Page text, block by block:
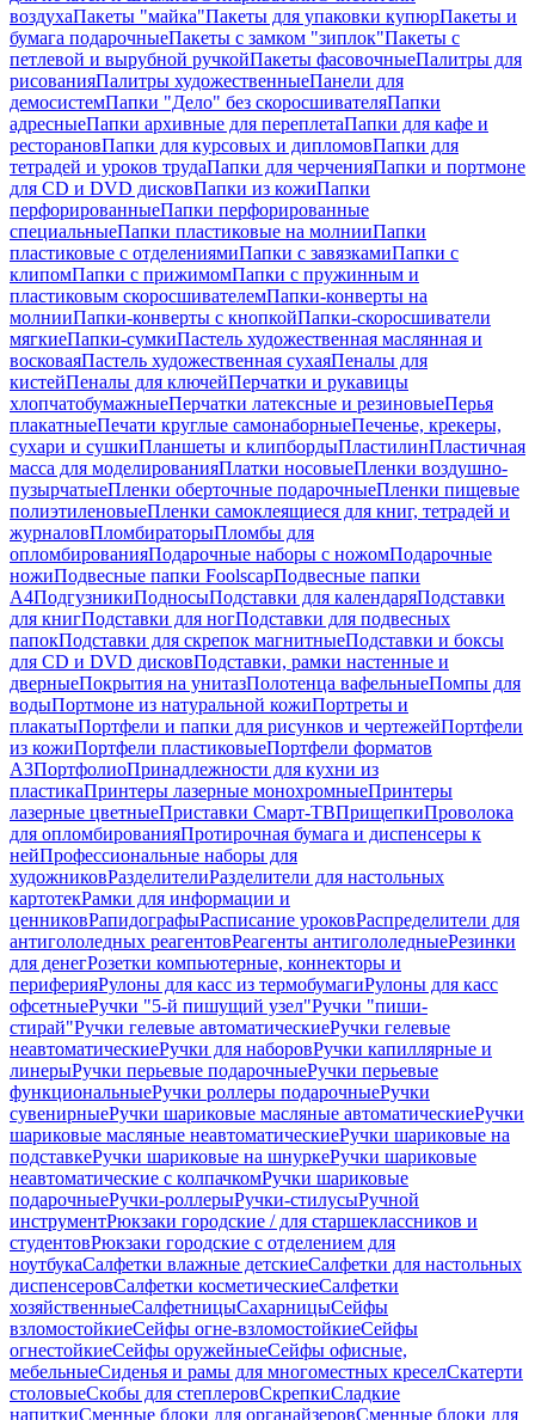
воздухаПакеты "майка"Пакеты для упаковки купюрПакеты и
бумага подарочныеПакеты с замком "зиплок"Пакеты с
петлевой и вырубной ручкойПакеты фасовочныеПалитры для
рисованияПалитры художественныеПанели для
демосистемПапки "Дело" без скоросшивателяПапки
адресныеПапки архивные для переплетаПапки для кафе и
ресторановПапки для курсовых и дипломовПапки для
тетрадей и уроков трудаПапки для черченияПапки и портмоне
для CD и DVD дисковПапки из кожиПапки
перфорированныеПапки перфорированные
специальныеПапки пластиковые на молнииПапки
пластиковые с отделениямиПапки с завязкамиПапки с
клипомПапки с прижимомПапки с пружинным и
пластиковым скоросшивателемПапки-конверты на
молнииПапки-конверты с кнопкойПапки-скоросшиватели
мягкиеПапки-сумкиПастель художественная маслянная и
восковаяПастель художественная сухаяПеналы для
кистейПеналы для ключейПерчатки и рукавицы
хлопчатобумажныеПерчатки латексные и резиновыеПерья
плакатныеПечати круглые самонаборныеПеченье, крекеры,
сухари и сушкиПланшеты и клипбордыПластилинПластичная
масса для моделированияПлатки носовыеПленки воздушно-
пузырчатыеПленки оберточные подарочныеПленки пищевые
полиэтиленовыеПленки самоклеящиеся для книг, тетрадей и
журналовПломбираторыПломбы для
опломбированияПодарочные наборы с ножомПодарочные
ножиПодвесные папки FoolscapПодвесные папки
А4ПодгузникиПодносыПодставки для календаряПодставки
для книгПодставки для ногПодставки для подвесных
папокПодставки для скрепок магнитныеПодставки и боксы
для CD и DVD дисковПодставки, рамки настенные и
дверныеПокрытия на унитазПолотенца вафельныеПомпы для
водыПортмоне из натуральной кожиПортреты и
плакатыПортфели и папки для рисунков и чертежейПортфели
из кожиПортфели пластиковыеПортфели форматов
А3ПортфолиоПринадлежности для кухни из
пластикаПринтеры лазерные монохромныеПринтеры
лазерные цветныеПриставки Смарт-ТВПрищепкиПроволока
для опломбированияПротирочная бумага и диспенсеры к
нейПрофессиональные наборы для
художниковРазделителиРазделители для настольных
картотекРамки для информации и
ценниковРапидографыРасписание уроковРаспределители для
антигололедных реагентовРеагенты антигололедныеРезинки
для денегРозетки компьютерные, коннекторы и
периферияРулоны для касс из термобумагиРулоны для касс
офсетныеРучки "5-й пишущий узел"Ручки "пиши-
стирай"Ручки гелевые автоматическиеРучки гелевые
неавтоматическиеРучки для наборовРучки капиллярные и
линерыРучки перьевые подарочныеРучки перьевые
функциональныеРучки роллеры подарочныеРучки
сувенирныеРучки шариковые масляные автоматическиеРучки
шариковые масляные неавтоматическиеРучки шариковые на
подставкеРучки шариковые на шнуркеРучки шариковые
неавтоматические с колпачкомРучки шариковые
подарочныеРучки-роллерыРучки-стилусыРучной
инструментРюкзаки городские / для старшеклассников и
студентовРюкзаки городские с отделением для
ноутбукаСалфетки влажные детскиеСалфетки для настольных
диспенсеровСалфетки косметическиеСалфетки
хозяйственныеСалфетницыСахарницыСейфы
взломостойкиеСейфы огне-взломостойкиеСейфы
огнестойкиеСейфы оружейныеСейфы офисные,
мебельныеСиденья и рамы для многоместных креселСкатерти
столовыеСкобы для степлеровСкрепкиСладкие
напиткиСменные блоки для органайзеровСменные блоки для